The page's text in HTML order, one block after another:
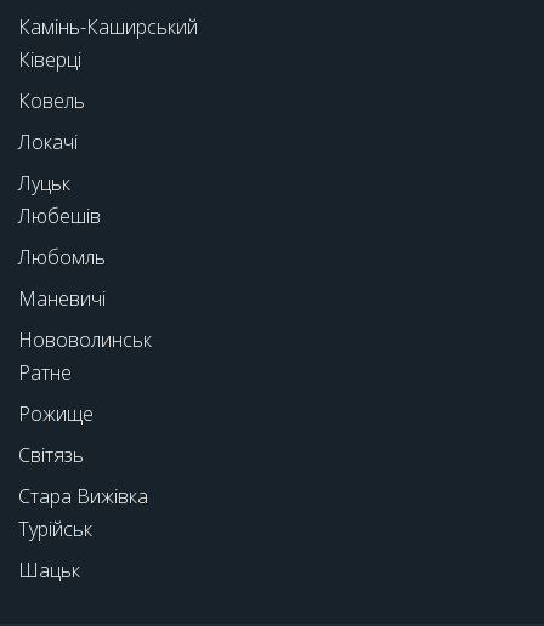
Камінь-Каширський
Ківерці
Ковель
Локачі
Луцьк
Любешів
Любомль
Маневичі
Нововолинськ
Ратне
Рожище
Світязь
Стара Вижівка
Турійськ
Шацьк